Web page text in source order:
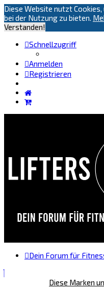
Diese Website nutzt
bei der Nutzung zu bieten.
Verstanden!
Schnellzugriff
Anmelden
Registrieren
Dein Forum für
Diese Marken